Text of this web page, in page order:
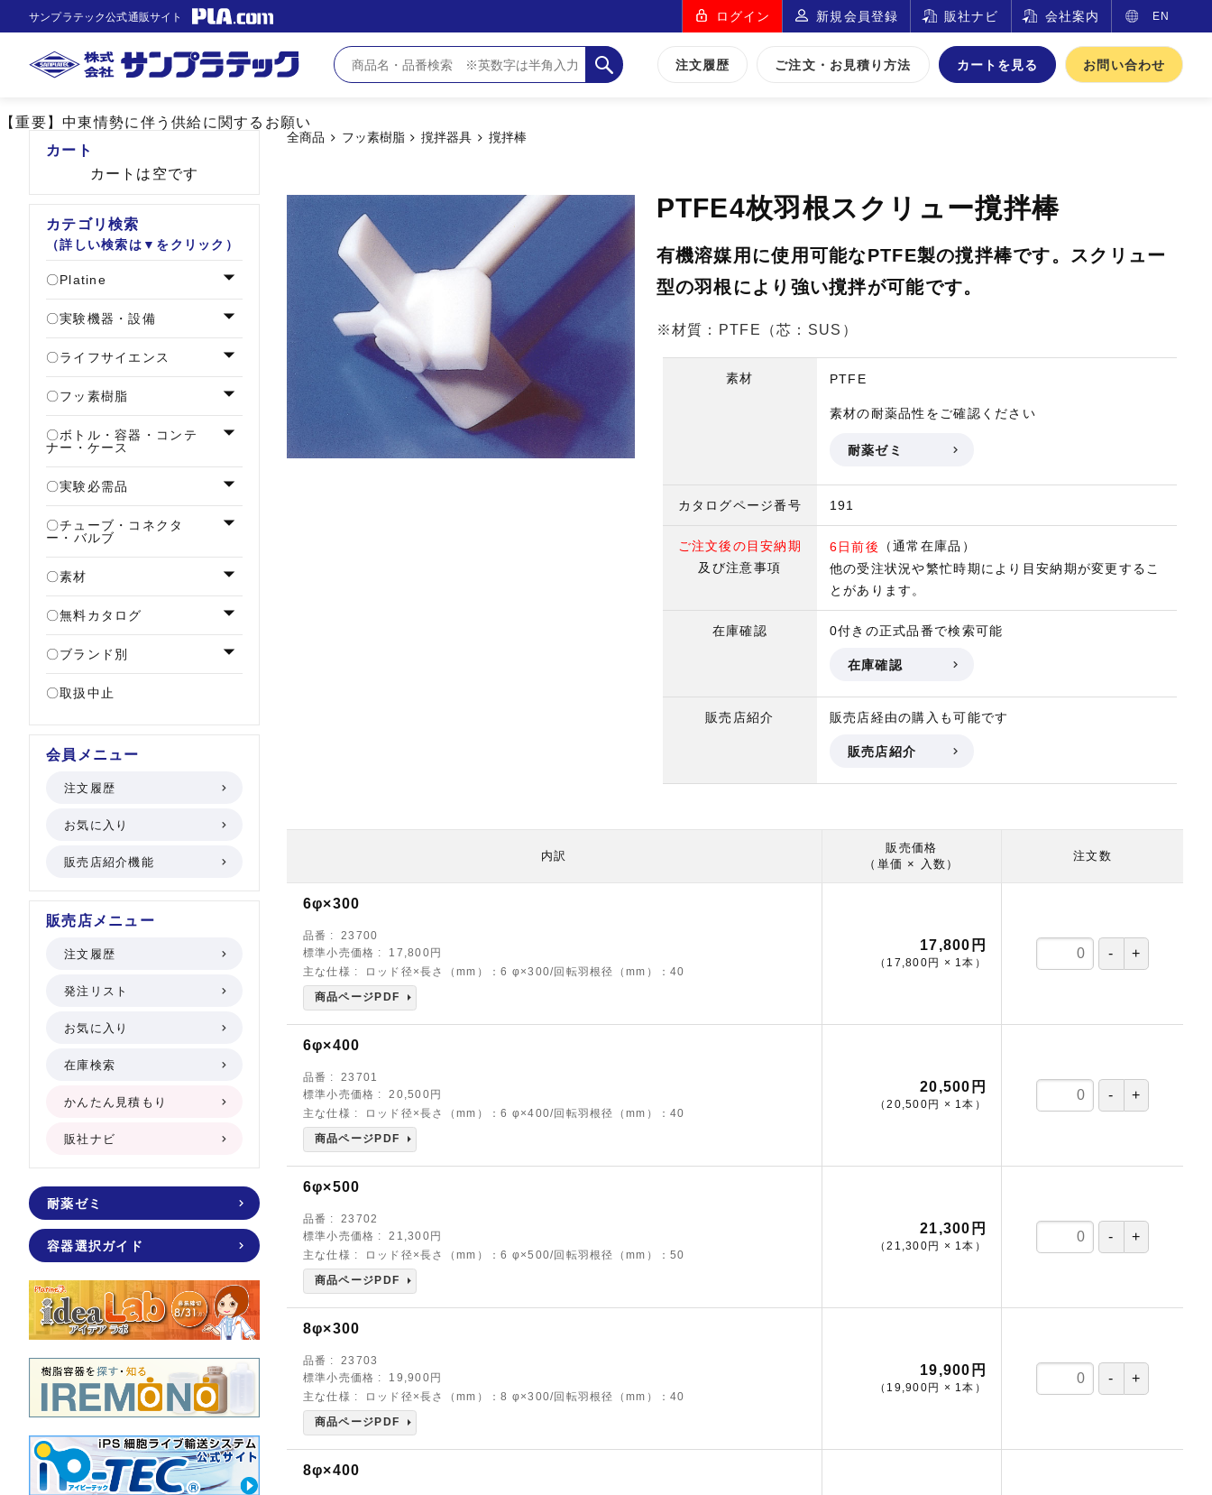
【重要】中東情勢に伴う供給に関するお願い
サンプラテック公式通販サイト ログイン 新規会員登録 販社ナビ 会社案内 EN
注文履歴 ご注文・お見積り方法 カートを見る お問い合わせ
全商品 フッ素樹脂 撹拌器具 撹拌棒
PTFE4枚羽根スクリュー撹拌棒
有機溶媒用に使用可能なPTFE製の撹拌棒です。スクリュー
型の羽根により強い撹拌が可能です。
※材質：PTFE（芯：SUS）
素材 PTFE
素材の耐薬品性をご確認ください
耐薬ゼミ
カタログページ番号 191
ご注文後の目安納期
及び注意事項
6日前後
（通常在庫品）
他の受注状況や繁忙時期により目安納期が変更するこ
とがあります。
在庫確認 0付きの正式品番で検索可能
在庫確認
販売店紹介 販売店経由の購入も可能です
販売店紹介
内訳
販売価格
（単価 × 入数）
注文数
6φ×300
品番
23700
標準小売価格
17,800円
主な仕様
ロッド径×長さ（mm）：6 φ×300/回転羽根径（mm）：40
商品ページPDF
17,800円
（ 17,800円 × 1本 ）
6φ×400
品番
23701
標準小売価格
20,500円
主な仕様
ロッド径×長さ（mm）：6 φ×400/回転羽根径（mm）：40
商品ページPDF
20,500円
（20,500円 × 1本 ）
6φ×500
品番
23702
標準小売価格
21,300円
主な仕様
ロッド径×長さ（mm）：6 φ×500/回転羽根径（mm）：50
商品ページPDF
21,300円
（21,300円 × 1本 ）
8φ×300
品番
23703
標準小売価格
19,900円
主な仕様
ロッド径×長さ（mm）：8 φ×300/回転羽根径（mm）：40
商品ページPDF
19,900円
（ 19,900円 × 1本 ）
8φ×400
カート
カートは空です
カテゴリ検索
（詳しい検索は▼をクリック）
Platine
実験機器・設備
ライフサイエンス
フッ素樹脂
ボトル・容器・コンテ
ナー・ケース
実験必需品
チューブ・コネクタ
ー・バルブ
素材
無料カタログ
ブランド別
取扱中止
会員メニュー
注文履歴
お気に入り
販売店紹介機能
販売店メニュー
注文履歴
発注リスト
お気に入り
在庫検索
かんたん見積もり
販社ナビ
耐薬ゼミ
容器選択ガイド